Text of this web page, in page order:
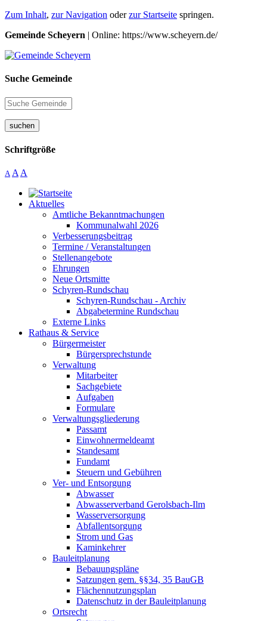
Zum Inhalt, zur Navigation oderzur Startseite springen.
Gemeinde Scheyern | Online: https://www.scheyern.de/
Suche Gemeinde
suchen
Schriftgröße
A A A
Aktuelles
Amtliche Bekanntmachungen
Kommunalwahl 2026
Verbesserungsbeitrag
Termine / Veranstaltungen
Stellenangebote
Ehrungen
Neue Ortsmitte
Schyren-Rundschau
Schyren-Rundschau - Archiv
Abgabetermine Rundschau
Externe Links
Rathaus & Service
Bürgermeister
Bürgersprechstunde
Verwaltung
Mitarbeiter
Sachgebiete
Aufgaben
Formulare
Verwaltungsgliederung
Passamt
Einwohnermeldeamt
Standesamt
Fundamt
Steuern und Gebühren
Ver- und Entsorgung
Abwasser
Abwasserverband Gerolsbach-Ilm
Wasserversorgung
Abfallentsorgung
Strom und Gas
Kaminkehrer
Bauleitplanung
Bebauungspläne
Satzungen gem. §§34, 35 BauGB
Flächennutzungsplan
Datenschutz in der Bauleitplanung
Ortsrecht